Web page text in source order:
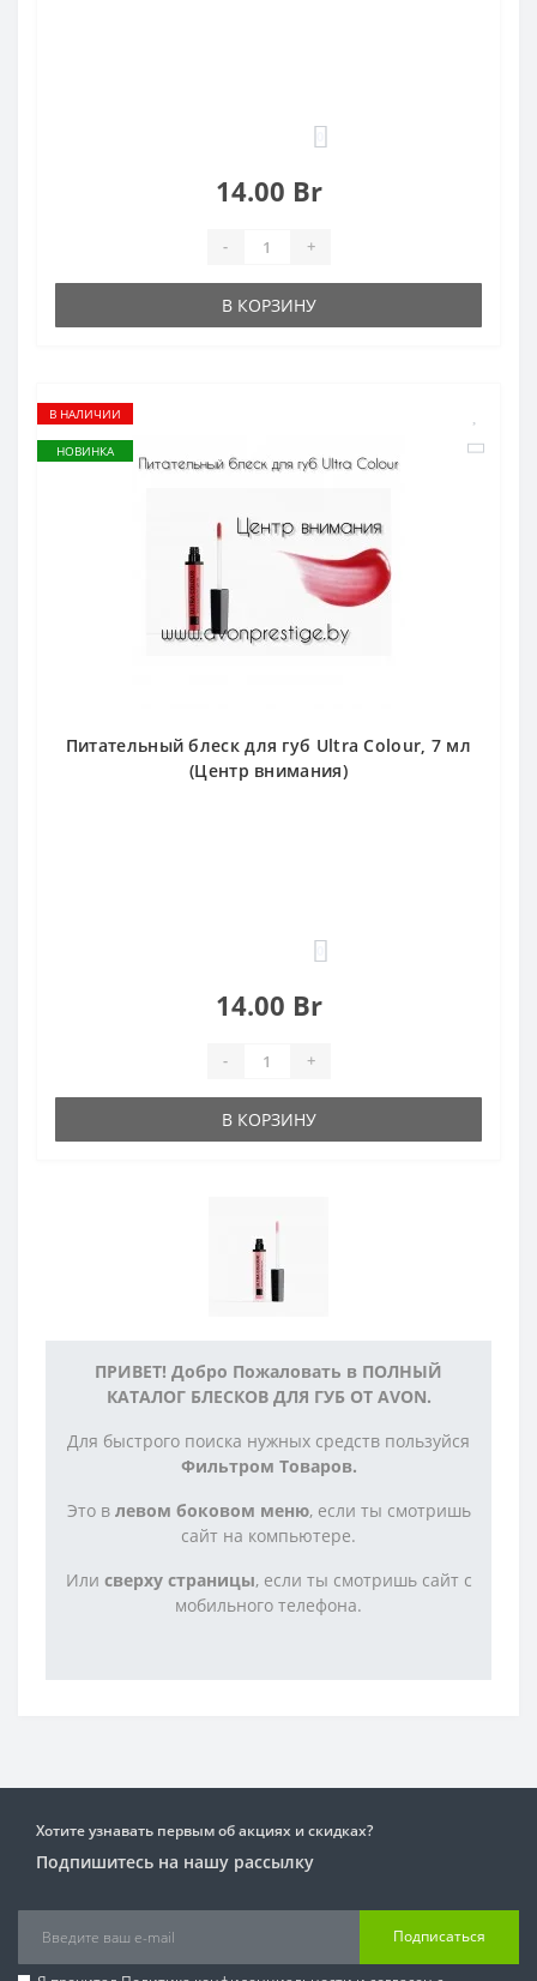
14.00 Br
- +
В КОРЗИНУ
В НАЛИЧИИ
НОВИНКА
Питательный блеск для губ Ultra Colour, 7 мл
(Центр внимания)
14.00 Br
- +
В КОРЗИНУ
ПРИВЕТ! Добро Пожаловать в ПОЛНЫЙ
КАТАЛОГ БЛЕСКОВ ДЛЯ ГУБ ОТ AVON.
Для быстрого поиска нужных средств пользуйся
Фильтром Товаров.
Это в левом боковом меню, если ты смотришь
сайт на компьютере.
Или сверху страницы, если ты смотришь сайт с
мобильного телефона.
Хотите узнавать первым об акциях и скидках?
Подпишитесь на нашу рассылку
Подписаться